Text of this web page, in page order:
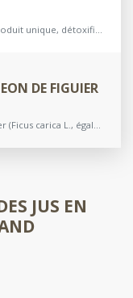
DE FIGUIER
JUS EN